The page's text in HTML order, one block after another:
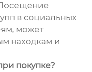
в социальных
может
находкам и
покупке?